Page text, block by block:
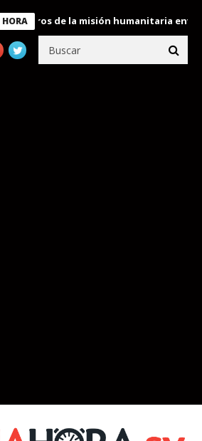
de la misión humanitaria enviada a